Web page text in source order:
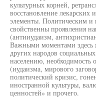
культурных корней,
восстановление
элементы. Политическим и
свойственны проявления
(антииудаизм,
Важными моментами здесь
других народов
населению, необходимость
(иудаизма, мирового
политический кризис,
иностранной культуры,
ценностей» и прочего.